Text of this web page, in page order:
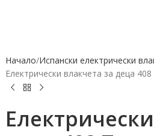
Начало Испански електрически
Електрически влакчета за деца